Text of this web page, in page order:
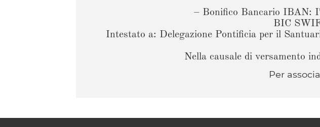
– Bonifico Bancario
BIC
Intestato a: Delegazione Pontificia per il
Nella causale di versamento
Per